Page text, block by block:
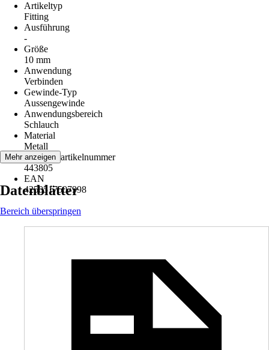
Artikeltyp
Fitting
Ausführung
-
Größe
10 mm
Anwendung
Verbinden
Gewinde-Typ
Aussengewinde
Anwendungsbereich
Schlauch
Material
Metall
Herstellerartikelnummer
443805
EAN
4250517507998
Mehr anzeigen
Datenblätter
Bereich überspringen